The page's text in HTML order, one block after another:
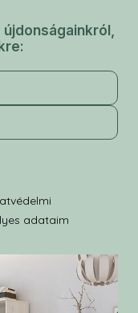
újdonságainkról,
adataim